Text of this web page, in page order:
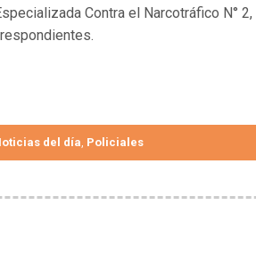
Contra el Narcotráfico N°
del día Policiales